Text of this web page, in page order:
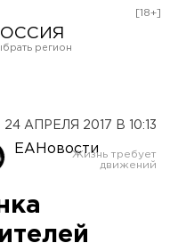
[18+]
24 АПРЕЛЯ 2017 В 10:13
ЕАНовости